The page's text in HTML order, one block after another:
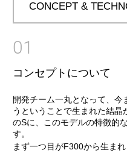
CONCEPT &
01
コンセプトについて
開発チーム一丸となって、今
うということで生まれた結
のSに、このモデルの特徴的
す。
まず一つ目がF300から生まれ